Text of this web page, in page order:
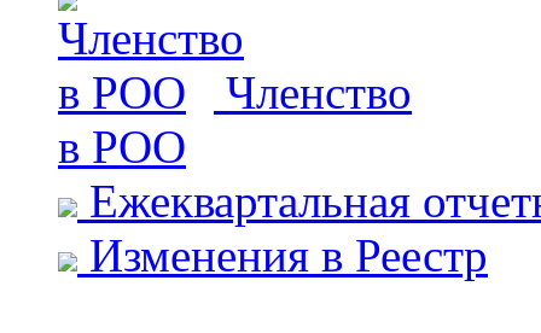
Членство
в РОО
Ежеквартальная
Изменения в Реестр